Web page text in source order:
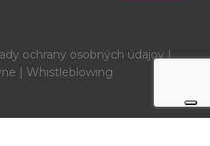
ochrany osobných údajov|
| Whistleblowing